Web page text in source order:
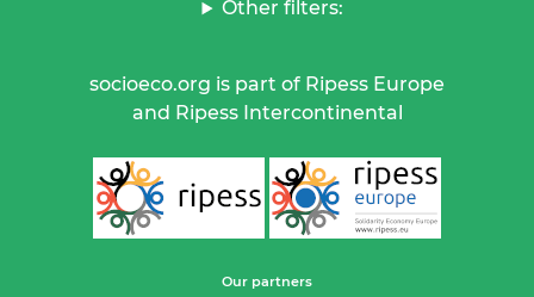
Other filters:
socioeco.org is part of Ripess Europe
and Ripess Intercontinental
Our partners